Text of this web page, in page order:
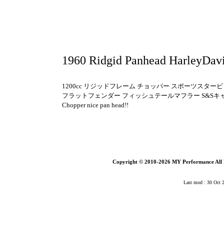
1960 Ridgid Panhead
1200cc リジッドフレーム チョッパー スポーツスター
フラットフェンダー フィッシュテールマフラー S&Sキ
Chopper nice pan head!!
Copyright © 2010-2026 MY Performance All
Last mod : 30 Oct